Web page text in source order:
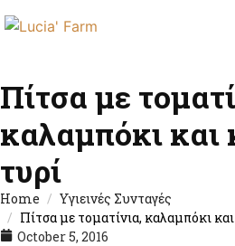
Πίτσα με
καλαμπόκι και
τυρί
Home
Υγιεινές Συνταγές
Πίτσα με τοματίνια, καλαμπόκι και
October 5, 2016